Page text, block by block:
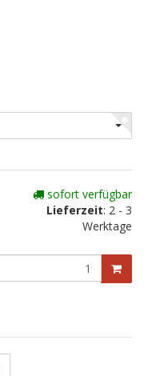
sofort verfügbar
Lieferzeit: 2 - 3
Werktage